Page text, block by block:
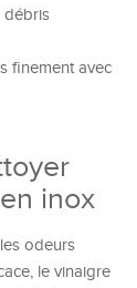
débris
finement avec
inox
odeurs
le vinaigre